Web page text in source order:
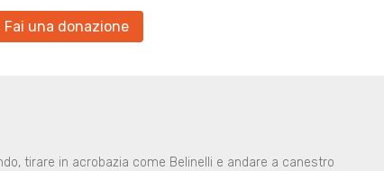
Fai una donazione
tirare in acrobazia come Belinelli e andare a canestro